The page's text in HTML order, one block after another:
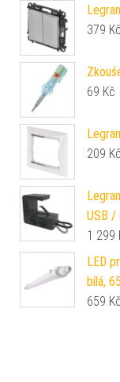
379 Kč
69 Kč
209 Kč
USB /
1 299
LED
bílá,
659 Kč